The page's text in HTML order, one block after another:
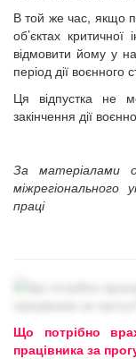
В той же час, якщо
об’єктах
відмовити йому у
період дії воєнного
Ця відпустка не
закінчення дії
За матеріалами
праці
Що потрібно
працівника за